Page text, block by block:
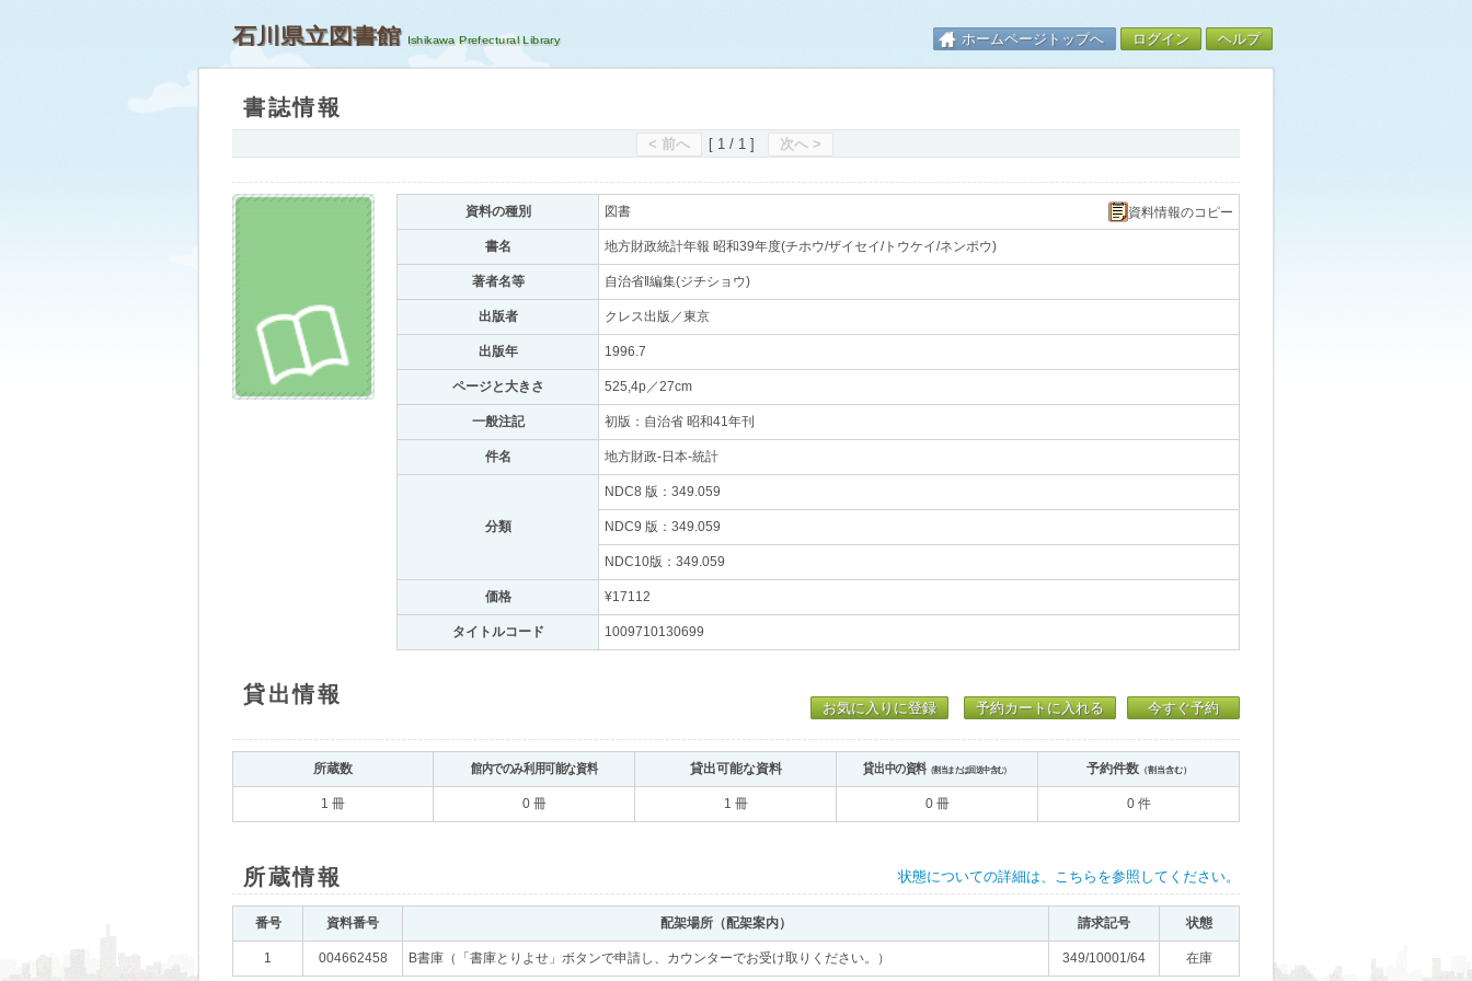
石川県立図書館 ホームページトップへ ログイン ヘルプ
書誌情報
< 前へ [ 1 / 1 ] 次へ >
資料の種別 図書 資料情報のコピー
書名 地方財政統計年報 昭和39年度(チホウ/ザイセイ/トウケイ/ネンポウ)
著者名等 自治省‖編集(ジチショウ)
出版者 クレス出版／東京
出版年 1996.7
ページと大きさ 525,4p／27cm
一般注記 初版：自治省 昭和41年刊
件名 地方財政-日本-統計
分類
NDC8 版：349.059
NDC9 版：349.059
NDC10版：349.059
価格 ¥17112
タイトルコード 1009710130699
貸出情報
お気に入りに登録 予約カートに入れる 今すぐ予約
所蔵数 館内でのみ利用可能な資料 貸出可能な資料 貸出中の資料（割当または回送中含む） 予約件数（割当含む）
1 冊 0 冊 1 冊 0 冊 0 件
所蔵情報 状態についての詳細は、こちらを参照してください。
番号 資料番号 配架場所（配架案内） 請求記号 状態
1 004662458 B書庫（「書庫とりよせ」ボタンで申請し、カウンターでお受け取りください。） 349/10001/64 在庫